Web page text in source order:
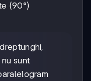
(90°)
sunt